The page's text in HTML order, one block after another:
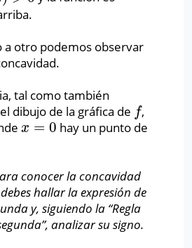
a otro podemos observar
tal como también
dibujo de la gráfica de f
f ,
x = 0
x= 0
hay un punto de
conocer la concavidad
hallar la expresión de
y, siguiendo la “Regla
analizar su signo.